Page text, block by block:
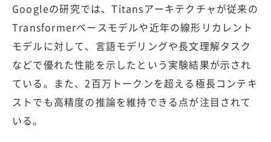
Googleの研究では、Titansアーキテクチャが従来の
Transformerベースモデルや近年の線形リカレント
モデルに対して、言語モデリングや長文理解タスク
などで優れた性能を示したという実験結果が示され
ている。また、2百万トークンを超える極長コンテキ
ストでも高精度の推論を維持できる点が注目されて
いる。